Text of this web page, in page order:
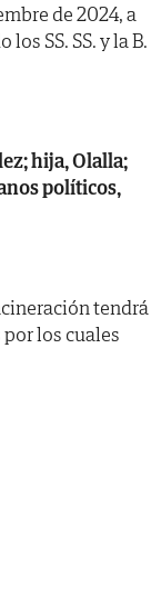
de 2024, a
SS. SS. y la B.
hija, Olalla;
políticos,
tendrá
los cuales